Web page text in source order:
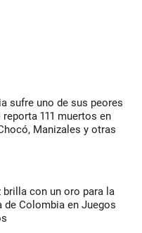
sufre uno de sus peores
111 muertos en
Manizales y otras
brilla con un oro para la
en Juegos